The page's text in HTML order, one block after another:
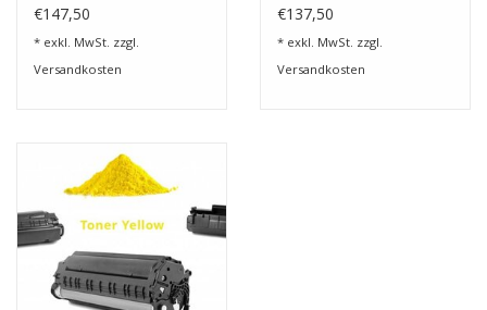
€147,50
* exkl. MwSt. zzgl.
Versandkosten
€137,50
* exkl. MwSt. zzgl.
Versandkosten